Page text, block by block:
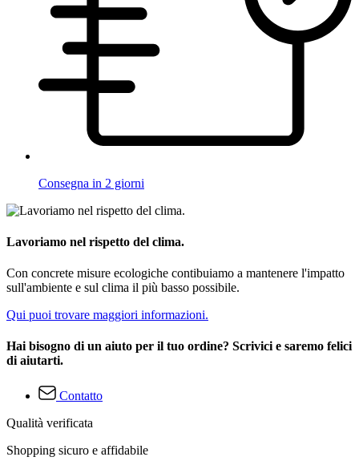
Consegna in 2 giorni
Lavoriamo nel rispetto del clima.
Con concrete misure ecologiche contibuiamo a mantenere l'impatto
sull'ambiente e sul clima il più basso possibile.
Qui puoi trovare maggiori informazioni.
Hai bisogno di un aiuto per il tuo ordine? Scrivici e saremo felici
di aiutarti.
Contatto
Qualità verificata
Shopping sicuro e affidabile